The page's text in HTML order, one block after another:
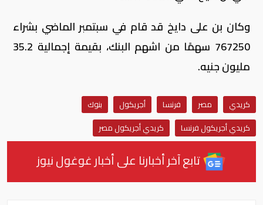
وكان بن على دايخ قد قام في سبتمبر الماضي بشراء
767250 سهمًا من اشهم البنك، بقيمة إجمالية 35.2
مليون جنيه.
كريدي مصر فرنسا أجريكول
بنوك
كريدي أجريكول فرنسا
كريدي أجريكول مصر
تابع آخر أخبارنا على أخبار غوغول نيوز